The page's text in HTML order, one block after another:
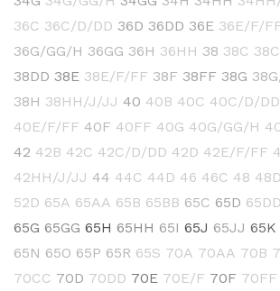
36C 36C/D/DD 36D 36DD 36E 36E/F/
36G/GG/H 36GG 36H 36HH 38 38C
38DD 38E 38E/F/FF 38F 38FF 38G
38H 38HH/J/JJ 40 40B 40C 40C/D/DD
40E/F/FF 40F 40FF 40G 40G/GG/H
42 42B 42C 42C/D/DD 42D 42E/F/FF
42HH/J/JJ 44 44C 44D 46 46C 48 48D
52D 65A 65AA 65B 65BB 65C 65D 65DD
65G 65GG 65H 65HH 65I 65J 65JJ 65K
65N 65O 65P 65R 65S 70A 70AA 70B
70CC 70D 70DD 70E 70E/F 70F 70FF